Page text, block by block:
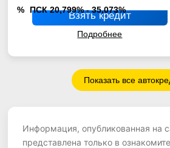
%
ПСК 20,799% - 35,073%
Взять кредит
Подробнее
Показать все
Информация, опубликованная на
представлена только в